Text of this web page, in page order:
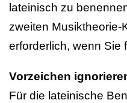
lateinisch zu
zweiten Musiktheorie-
erforderlich, wenn Sie
Vorzeichen
Für die lateinische